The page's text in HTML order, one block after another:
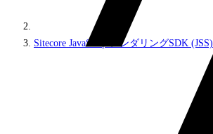
Sitecore JavaScriptレンダリングSDK (JSS)